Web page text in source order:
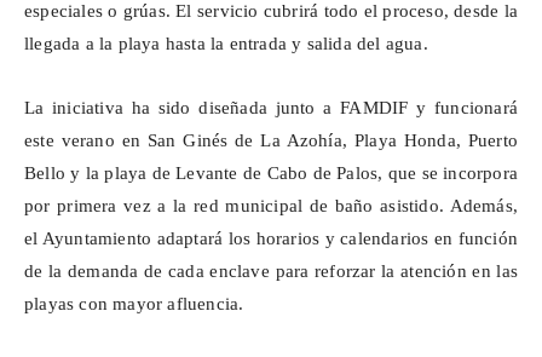
especiales o grúas. El servicio cubrirá todo el proceso, desde la
llegada a la playa hasta la entrada y salida del agua.
La iniciativa ha sido diseñada junto a FAMDIF y funcionará
este verano en San Ginés de La Azohía, Playa Honda, Puerto
Bello y la playa de Levante de Cabo de Palos, que se incorpora
por primera vez a la red municipal de baño asistido. Además,
el Ayuntamiento adaptará los horarios y calendarios en función
de la demanda de cada enclave para reforzar la atención en las
playas con mayor afluencia.